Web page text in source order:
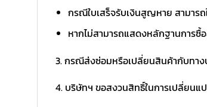
กรณีใบเสร็จรับเงินสูญหาย สามาร
หากไม่สามารถแสดงหลักฐานการซื้
3. กรณีส่งซ่อมหรือเปลี่ยนสินค้ากับทา
4. บริษัทฯ ขอสงวนสิทธิ์ในการเปลี่ยนแ